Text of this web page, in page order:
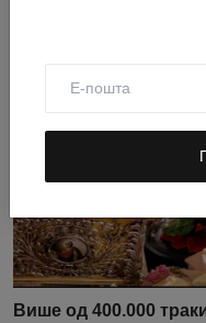
Више од 400.000